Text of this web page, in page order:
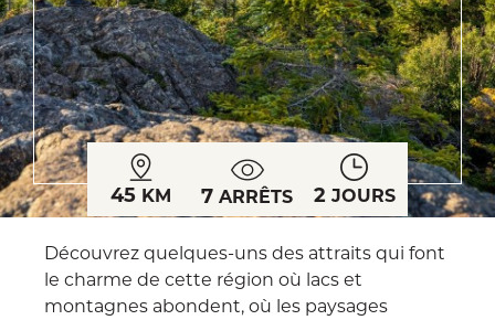
45 KM 7 ARRÊTS 2 JOURS
Découvrez quelques-uns des attraits qui font
le charme de cette région où lacs et
montagnes abondent, où les paysages